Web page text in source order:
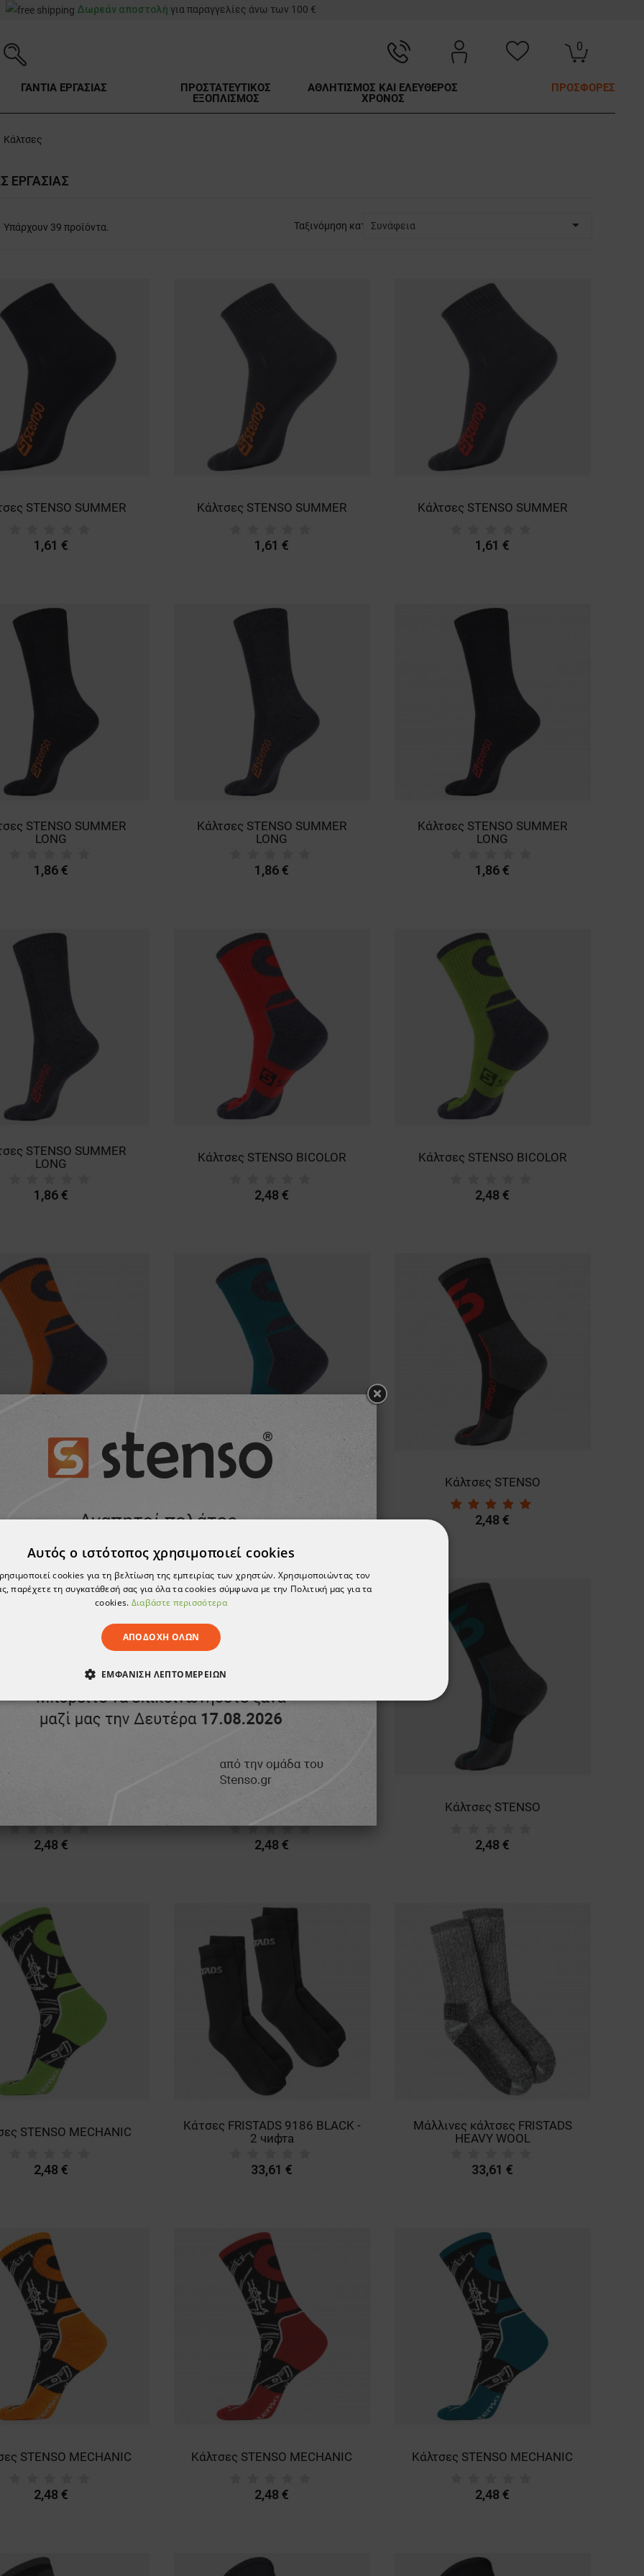
Δωρεάν αποστολή για παραγγελίες άνω των 100 €
0
ΓΑΝΤΙΑ ΕΡΓΑΣΙΑΣ
ΠΡΟΣΤΑΤΕΥΤΙΚΟΣ
ΕΞΟΠΛΙΣΜΟΣ
ΑΘΛΗΤΙΣΜΟΣ ΚΑΙ ΕΛΕΥΘΕΡΟΣ
ΧΡΟΝΟΣ
ΠΡΟΣΦΟΡΕΣ
Κάλτσες
ΕΡΓΑΣΊΑΣ
Υπάρχουν 39 προϊόντα. Ταξινόμηση κατά:Συνάφεια 
STENSO SUMMER
1,61 €
Κάλτσες STENSO SUMMER
1,61 €
Κάλτσες STENSO SUMMER
1,61 €
STENSO SUMMER
LONG
1,86 €
Κάλτσες STENSO SUMMER
LONG
1,86 €
Κάλτσες STENSO SUMMER
LONG
1,86 €
STENSO SUMMER
LONG
1,86 €
Κάλτσες STENSO BICOLOR
2,48 €
Κάλτσες STENSO BICOLOR
2,48 €
STENSO BICOLOR
2,48 €
Κάλτσες STENSO BICOLOR
2,48 €
Κάλτσες STENSO
2,48 €
2,48 € 2,48 €
Κάλτσες STENSO
2,48 €
STENSO MECHANIC
2,48 €
Κάτσες FRISTADS 9186 BLACK -
2 чифта
33,61 €
Μάλλινες κάλτσες FRISTADS
HEAVY WOOL
33,61 €
STENSO MECHANIC
2,48 €
Κάλτσες STENSO MECHANIC
2,48 €
Κάλτσες STENSO MECHANIC
2,48 €
Αυτός ο ιστότοπος χρησιμοποιεί cookies
cookies για τη βελτίωση της εμπειρίας των χρηστών. Χρησιμοποιώντας τον
παρέχετε τη συγκατάθεσή σας για όλα τα cookies σύμφωνα με την Πολιτική μας για τα
cookies. Διαβάστε περισσότερα
ΑΠΟΔΟΧΉ ΌΛΩΝ
ΕΜΦΆΝΙΣΗ ΛΕΠΤΟΜΕΡΕΙΏΝ
ΑΠΌΔΟΣΗΣ ΣΤΌΧΕΥΣΗΣ ΛΕΙΤΟΥΡΓΙΚΌΤΗΤΑΣ